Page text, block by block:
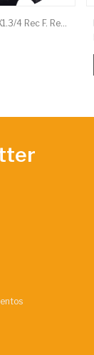
Disco 28 X7.50X1.3/4 Rec F. Red Baldan